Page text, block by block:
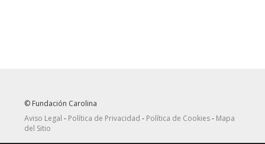
© Fundación Carolina
Aviso Legal - Política de Privacidad - Política de Cookies- Mapa
del Sitio